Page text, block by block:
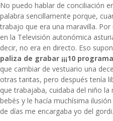
No puedo hablar de conciliación
palabra sencillamente porque,
trabajo que era una maravilla.
en la Televisión autonómica
decir, no era en directo. Eso
paliza de grabar ¡¡¡10
que cambiar de vestuario una
otras tantas, pero después tenía
que trabajaba, cuidaba del niño
bebés y le hacía muchísima
de días me encargaba yo del gordi.